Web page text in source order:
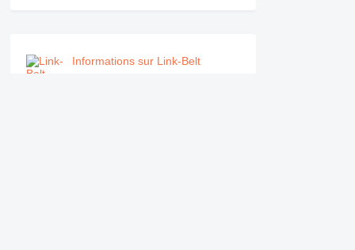
Informations sur Link-Belt